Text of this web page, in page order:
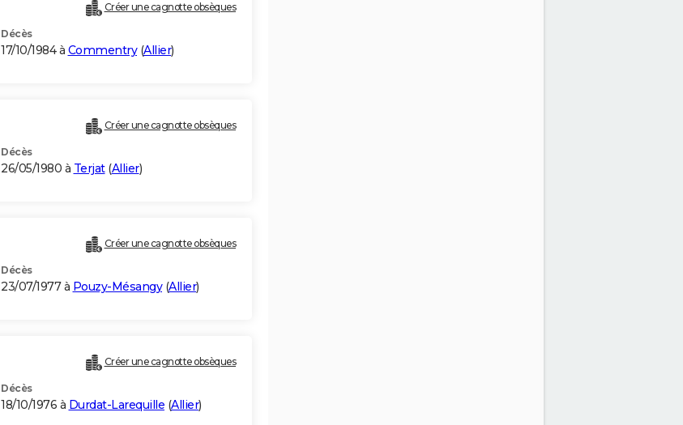
Créer une cagnotte obsèques
Décès
17/10/1984 à Commentry(Allier)
Créer une cagnotte obsèques
Décès
26/05/1980 à Terjat(Allier)
Créer une cagnotte obsèques
Décès
23/07/1977 à Pouzy-Mésangy(Allier)
Créer une cagnotte obsèques
Décès
18/10/1976 à Durdat-Larequille (Allier)